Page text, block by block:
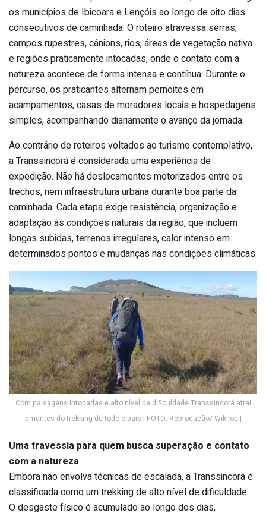
os municípios de Ibicoara e Lençóis ao longo de oito dias
consecutivos de caminhada. O roteiro atravessa serras,
campos rupestres, cânions, rios, áreas de vegetação nativa
e regiões praticamente intocadas, onde o contato com a
natureza acontece de forma intensa e contínua. Durante o
percurso, os praticantes alternam pernoites em
acampamentos, casas de moradores locais e hospedagens
simples, acompanhando diariamente o avanço da jornada.
Ao contrário de roteiros voltados ao turismo contemplativo,
a Transsincorá é considerada uma experiência de
expedição. Não há deslocamentos motorizados entre os
trechos, nem infraestrutura urbana durante boa parte da
caminhada. Cada etapa exige resistência, organização e
adaptação às condições naturais da região, que incluem
longas subidas, terrenos irregulares, calor intenso em
determinados pontos e mudanças nas condições climáticas.
Com paisagens intocadas e alto nível de dificuldade Transsincorá atrai
amantes do trekking de todo o país | FOTO: Reprodução/ Wikiloc |
Uma travessia para quem busca superação e contato
com a natureza
Embora não envolva técnicas de escalada, a Transsincorá é
classificada como um trekking de alto nível de dificuldade.
O desgaste físico é acumulado ao longo dos dias,